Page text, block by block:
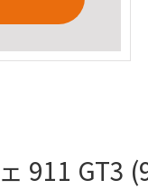
911 GT3